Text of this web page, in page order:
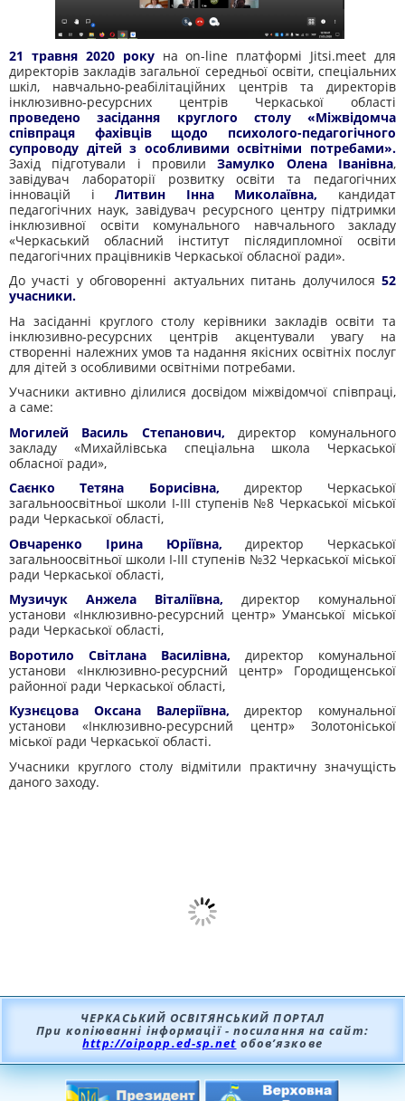
21 травня 2020 року на on-line платформі Jitsi.meet для
директорів закладів загальної середньої освіти, спеціальних
шкіл, навчально-реабілітаційних центрів та директорів
інклюзивно-ресурсних центрів Черкаської області
проведено засідання круглого столу «Міжвідомча
співпраця фахівців щодо психолого-педагогічного
супроводу дітей з особливими освітніми потребами».
Захід підготували і провилиЗамулко Олена Іванівна,
завідувач лабораторії розвитку освіти та педагогічних
інновацій іЛитвин Інна Миколаївна, кандидат
педагогічних наук, завідувач ресурсного центру підтримки
інклюзивної освіти комунального навчального закладу
«Черкаський обласний інститут післядипломної освіти
педагогічних працівників Черкаської обласної ради».
До участі у обговоренні актуальних питань долучилося 52
учасники.
На засіданні круглого столу керівники закладів освіти та
інклюзивно-ресурсних центрів акцентували увагу на
створенні належних умов та надання якісних освітніх послуг
для дітей з особливими освітніми потребами.
Учасники активно ділилися досвідом міжвідомчої співпраці,
а саме:
Могилей Василь Степанович, директор комунального
закладу «Михайлівська спеціальна школа Черкаської
обласної ради»,
Саєнко Тетяна Борисівна, директор Черкаської
загальноосвітньої школи І-ІІІ ступенів №8 Черкаської міської
ради Черкаської області,
Овчаренко Ірина Юріївна, директор Черкаської
загальноосвітньої школи І-ІІІ ступенів №32 Черкаської міської
ради Черкаської області,
Музичук Анжела Віталіївна, директор комунальної
установи «Інклюзивно-ресурсний центр» Уманської міської
ради Черкаської області,
Воротило Світлана Василівна, директор комунальної
установи «Інклюзивно-ресурсний центр» Городищенської
районної ради Черкаської області,
Кузнєцова Оксана Валеріївна, директор комунальної
установи «Інклюзивно-ресурсний центр» Золотоніської
міської ради Черкаської області.
Учасники круглого столу відмітили практичну значущість
даного заходу.
ЧЕРКАСЬКИЙ ОСВІТЯНСЬКИЙ ПОРТАЛ
При копіюванні інформації - посилання на сайт:
http://oipopp.ed-sp.net обов’язкове